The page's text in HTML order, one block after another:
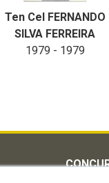
Ten Cel FERNANDO
SILVA FERREIRA
1979 - 1979